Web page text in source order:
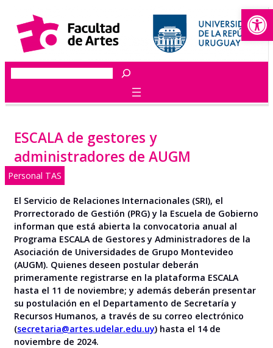
contenido
Buscar
ESCALA de gestores y
administradores de AUGM
Personal TAS
El Servicio de Relaciones Internacionales (SRI), el
Prorrectorado de Gestión (PRG) y la Escuela de Gobierno
informan que está abierta la convocatoria anual al
Programa ESCALA de Gestores y Administradores de la
Asociación de Universidades de Grupo Montevideo
(AUGM). Quienes deseen postular deberán
primeramente registrarse en la plataforma ESCALA
hasta el 11 de noviembre; y además deberán presentar
su postulación en el Departamento de Secretaría y
Recursos Humanos, a través de su correo electrónico
(secretaria@artes.udelar.edu.uy) hasta el 14 de
noviembre de 2024.